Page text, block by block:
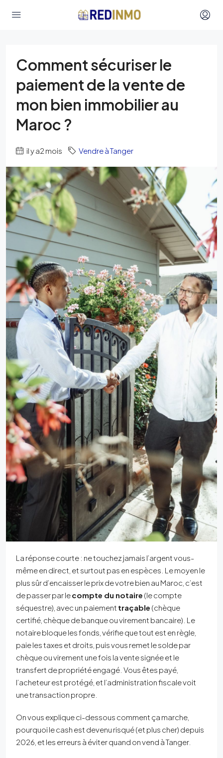
Comment sécuriser le
paiement de la vente de
mon bien immobilier au
Maroc ?
il y a2 mois Vendre à Tanger
La réponse courte : ne touchez jamais l’argent vous-
même en direct, et surtout pas en espèces. Le moyen le
plus sûr d’encaisser le prix de votre bien au Maroc, c’est
de passer par lecompte du notaire (le compte
séquestre), avec un paiement traçable (chèque
certifié, chèque de banque ou virement bancaire). Le
notaire bloque les fonds, vérifie que tout est en règle,
paie les taxes et droits, puis vous remet le solde par
chèque ou virement une fois la vente signée et le
transfert de propriété engagé. Vous êtes payé,
l’acheteur est protégé, et l’administration fiscale voit
une transaction propre.
On vous explique ci-dessous comment ça marche,
pourquoi le cash est devenu risqué (et plus cher) depuis
2026, et les erreurs à éviter quand on vend à Tanger.